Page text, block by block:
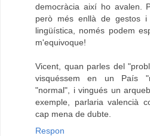
democràcia així ho avalen.
però més enllà de gestos i
lingüística, només podem
m'equivoque!
Vicent, quan parles del
visquéssem en un País
"normal", i vingués un
exemple, parlaria valencià
cap mena de dubte.
Respon